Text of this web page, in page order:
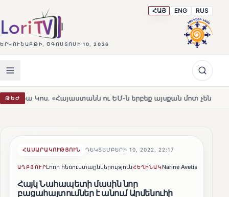
ԵՐԿՈՒՇԱԲԹԻ, ՕԳՈՍՏՈՍԻ 10, 2026
ՀԱՅ ENG RUS
ԹԵԺու ԵՄ-ն երբեք այսքան մոտ չեն եղել» HOT
ՀԱՍԱՐԱԿՈՒԹՅՈՒՆ ԴԵԿՏԵՄԲԵՐԻ 10, 2022, 22:17
ԱՂԲՅՈՒՐԼոռի հեռուստաընկերությունՀԵՂԻՆԱԿNarine Avetisyan
Հայկ Նահապետի մասին նոր
բացահայտումներ է անում Արմենուհի